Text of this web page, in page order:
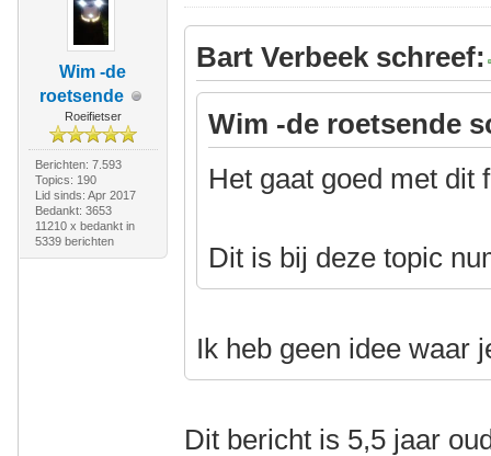
Wim -de
roetsende
Roeifietser
Berichten: 7.593
Topics: 190
Lid sinds: Apr 2017
Bedankt: 3653
11210 x bedankt in
5339 berichten
Bart Verbeek schreef:
Wim -de roetsende
Het gaat goed met dit
Dit is bij deze topic
Ik heb geen idee waar
Dit bericht is 5,5 jaar